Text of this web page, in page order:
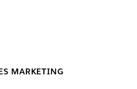
MARKETING